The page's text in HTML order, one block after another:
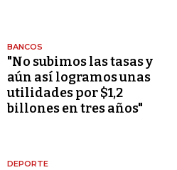
BANCOS
"No subimos las tasas y
aún así logramos unas
utilidades por $1,2
billones en tres años"
DEPORTE